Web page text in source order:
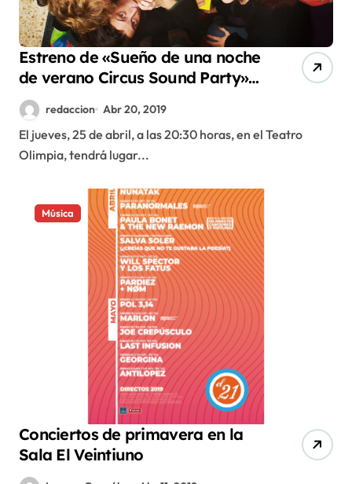
Estreno de «Sueño de una noche
de verano Circus Sound Party»
el próximo jueves en el Teatro
Olímpia
redaccion Abr 20, 2019
El jueves, 25 de abril, a las 20:30 horas, en el Teatro
Olimpia, tendrá lugar...
Música
Conciertos de primavera en la
Sala El Veintiuno